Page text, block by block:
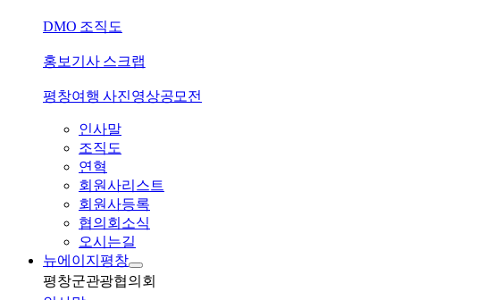
DMO 조직도
홍보기사 스크랩
평창여행 사진영상공모전
인사말
조직도
연혁
회원사리스트
회원사등록
협의회소식
오시는길
뉴에이지평창
평창군관광협의회